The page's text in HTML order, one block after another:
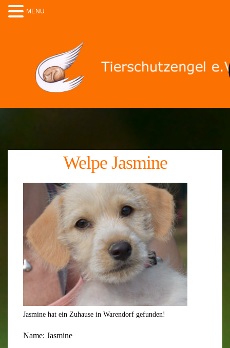
Welpe Jasmine
Jasmine hat ein Zuhause in Warendorf gefunden!
Name: Jasmine
MENU